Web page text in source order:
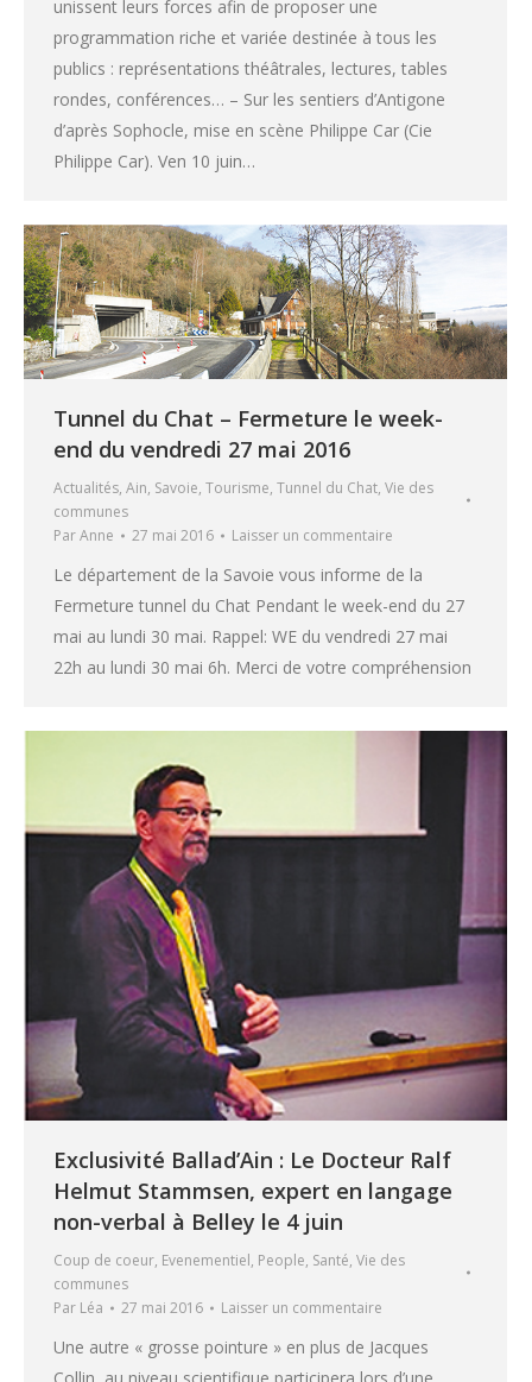
unissent leurs forces afin de proposer une
programmation riche et variée destinée à tous les
publics : représentations théâtrales, lectures, tables
rondes, conférences… – Sur les sentiers d’Antigone
d’après Sophocle, mise en scène Philippe Car (Cie
Philippe Car). Ven 10 juin…
Tunnel du Chat – Fermeture le week-
end du vendredi 27 mai 2016
Actualités, Ain, Savoie, Tourisme, Tunnel du Chat, Vie des
communes
ParAnne 27 mai 2016 Laisser un commentaire
Le département de la Savoie vous informe de la
Fermeture tunnel du Chat Pendant le week-end du 27
mai au lundi 30 mai. Rappel: WE du vendredi 27 mai
22h au lundi 30 mai 6h. Merci de votre compréhension
Exclusivité Ballad’Ain : Le Docteur Ralf
Helmut Stammsen, expert en langage
non-verbal à Belley le 4 juin
Coup de coeur, Evenementiel, People, Santé, Vie des
communes
Par Léa 27 mai 2016 Laisser un commentaire
Une autre « grosse pointure » en plus de Jacques